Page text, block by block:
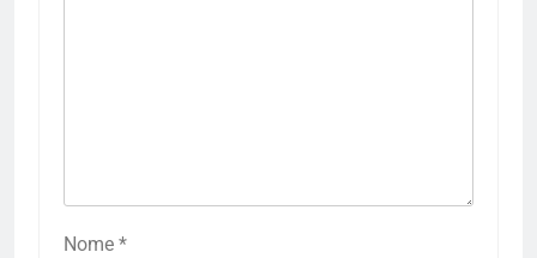
Nome *